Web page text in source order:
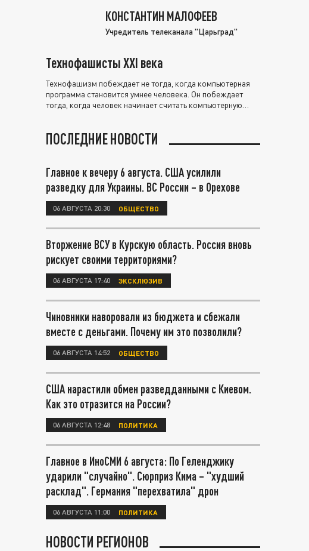
КОНСТАНТИН МАЛОФЕЕВ
Учредитель телеканала "Царьград"
Технофашисты XXI века
Технофашизм побеждает не тогда, когда компьютерная
программа становится умнее человека. Он побеждает
тогда, когда человек начинает считать компьютерную
ПОСЛЕДНИЕ НОВОСТИ
Главное к вечеру 6 августа. США усилили
разведку для Украины. ВС России – в Орехове
06 АВГУСТА 20:30 ОБЩЕСТВО
Вторжение ВСУ в Курскую область. Россия вновь
рискует своими территориями?
06 АВГУСТА 17:40 ЭКСКЛЮЗИВ
Чиновники наворовали из бюджета и сбежали
вместе с деньгами. Почему им это позволили?
06 АВГУСТА 14:52 ОБЩЕСТВО
США нарастили обмен разведданными с Киевом.
Как это отразится на России?
06 АВГУСТА 12:48 ПОЛИТИКА
Главное в ИноСМИ 6 августа: По Геленджику
ударили "случайно". Сюрприз Кима – "худший
расклад". Германия "перехватила" дрон
06 АВГУСТА 11:00 ПОЛИТИКА
НОВОСТИ РЕГИОНОВ